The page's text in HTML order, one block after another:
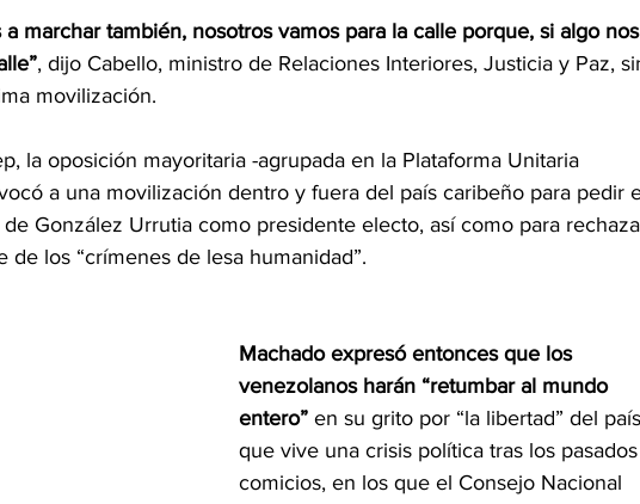
a marchar también, nosotros vamos para la calle porque, si algo
, dijo Cabello, ministro de Relaciones Interiores, Justicia y Paz,
movilización.
la oposición mayoritaria -agrupada en la Plataforma Unitaria
a una movilización dentro y fuera del país caribeño para pedir
González Urrutia como presidente electo, así como para
de los “crímenes de lesa humanidad”.
Machado expresó entonces que los
venezolanos harán “retumbar al mundo
entero” en su grito por “la libertad” del
que vive una crisis política tras los
comicios, en los que el Consejo Nacional